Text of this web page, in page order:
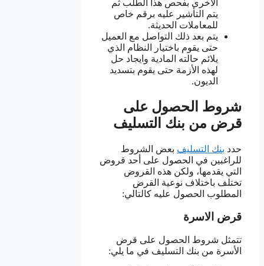
الأخرى بفحص هذا الطلب ثم
يتم التأشير عليه برقم خاص
للمعاملات الحديثة.
يتم بعد ذلك التواصل مع العميل
حتى يقوم باختيار النظام الذي
يلائم حالته المادية وايجاد حل
لهذه الأزمة حتى يقوم بتسديد
الديون.
شروط الحصول على
قرض من بنك التسليف
حدد بنك التسليف بعض الشروط
للراغبين في الحصول على أحد قروض
التي يقدمها، ولكن هذه القروض
تختلف باختلاف نوعية القرض
المطلوب الحصول عليه كالتالي:
قرض الاسرة
تتمثل شروط الحصول على قرض
الأسرة من بنك التسليف في ما يلي: